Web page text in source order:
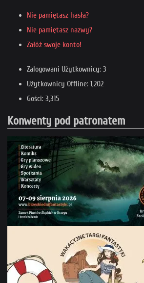
Nie pamiętasz hasła?
Nie pamiętasz nazwy?
Załóż swoje konto!
Zalogowani Użytkownicy: 3
Użytkownicy Offline: 1,202
Gości: 3,315
Konwenty pod patronatem